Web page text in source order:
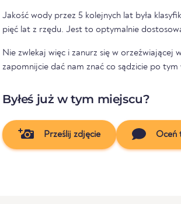
Jakość wody przez 5 kolejnych lat była
pięć lat z rzędu. Jest to optymalnie
Nie zwlekaj więc i zanurz się w orzeźwiającej
zapomnijcie dać nam znać co sądzicie po tym
Byłeś już w tym miejscu?
Prześlij zdjęcie Oceń